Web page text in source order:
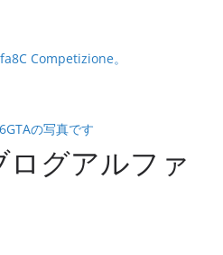
Competizione。
の写真です
ログアルファ